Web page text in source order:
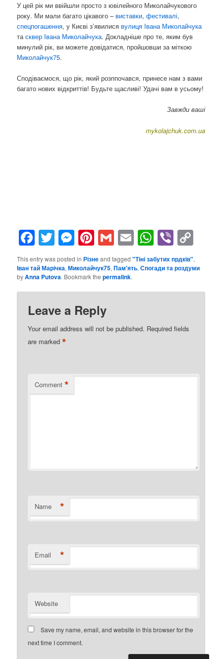
У цей рік ми ввійшли просто з ювілейного Миколайчукового
року. Ми мали багато цікавого –виставки,фестивалі,
спецпогашення, у Києві з’явилисявулиця Івана Миколайчука
тасквер Івана Миколайчука. Докладніше про те, яким був
минулий рік, ви можете довідатися, пройшовши за міткою
Миколайчук75.
Сподіваємося, що рік, який розппочався, принесе нам з вами
багато нових відкриттів! Будьте щасливі! Удачі вам в усьому!
Завжди ваші
mykolajchuk.com.ua
Facebook
Twitter
Messenger
Pinterest
GmailEmailViber
This entry was posted inРізнеand tagged"Тіні забутих прдків",
Іван тай Марічка,Миколайчук75,Пам'ять,Спогади та роздуми
byAnna Putova. Bookmark thepermalink.
Leave a Reply
Your email address will not be published. Required fields
are marked*
Comment *
Name *
Email *
Website
Save my name, email, and website in this browser for the
next time I comment.